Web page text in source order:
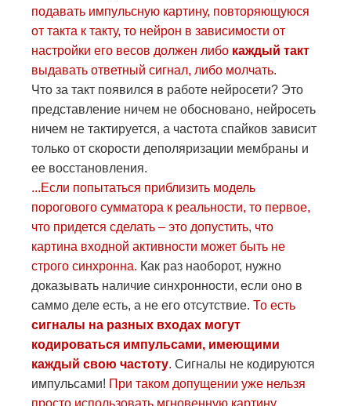
подавать импульсную картину, повторяющуюся
от такта к такту, то нейрон в зависимости от
настройки его весов должен либо каждый такт
выдавать ответный сигнал, либо молчать.
Что за такт появился в работе нейросети? Это
представление ничем не обосновано, нейросеть
ничем не тактируется, а частота спайков зависит
только от скорости деполяризации мембраны и
ее восстановления.
...Если попытаться приблизить модель
порогового сумматора к реальности, то первое,
что придется сделать – это допустить, что
картина входной активности может быть не
строго синхронна. Как раз наоборот, нужно
доказывать наличие синхронности, если оно в
саммо деле есть, а не его отсутствие. То есть
сигналы на разных входах могут
кодироваться импульсами, имеющими
каждый свою частоту. Сигналы не кодируются
импульсами! При таком допущении уже нельзя